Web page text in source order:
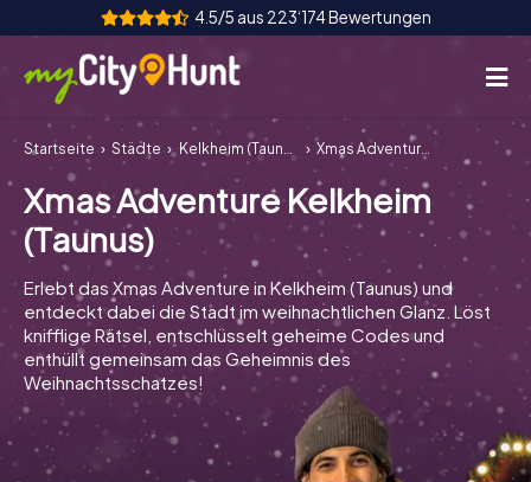
4.5/5 aus 223‘174 Bewertungen
So funktioniert's
Städte
Touren
Teamevent
Tickets
INT AT CH
DE
ES
UK
Startseite Städte Kelkheim (Taunus) Xmas Adventure Kelkheim (Taunus)
Xmas Adventure Kelkheim
(Taunus)
Erlebt das Xmas Adventure in Kelkheim (Taunus) und
entdeckt dabei die Stadt im weihnachtlichen Glanz. Löst
knifflige Rätsel, entschlüsselt geheime Codes und
enthüllt gemeinsam das Geheimnis des
Weihnachtsschatzes!